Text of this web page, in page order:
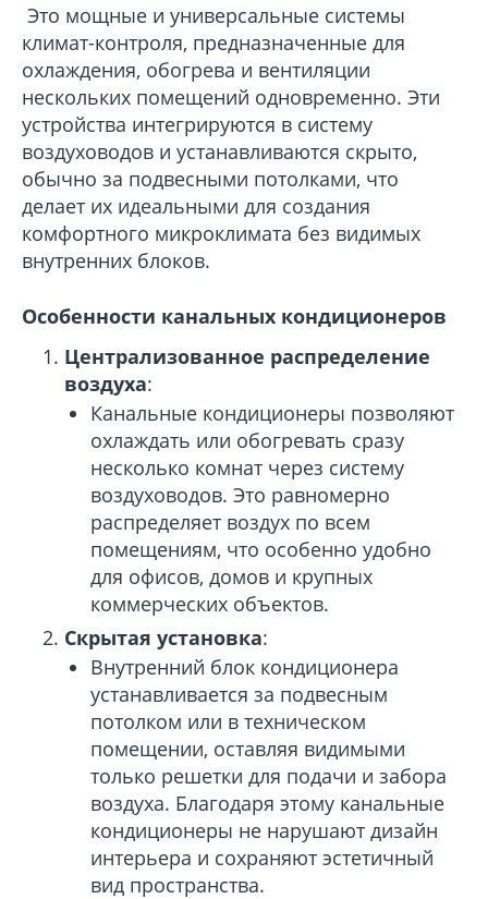
Это мощные и универсальные системы
климат-контроля, предназначенные для
охлаждения, обогрева и вентиляции
нескольких помещений одновременно. Эти
устройства интегрируются в систему
воздуховодов и устанавливаются скрыто,
обычно за подвесными потолками, что
делает их идеальными для создания
комфортного микроклимата без видимых
внутренних блоков.
Особенности канальных кондиционеров
Централизованное распределение
воздуха:
Канальные кондиционеры позволяют
охлаждать или обогревать сразу
несколько комнат через систему
воздуховодов. Это равномерно
распределяет воздух по всем
помещениям, что особенно удобно
для офисов, домов и крупных
коммерческих объектов.
Скрытая установка:
Внутренний блок кондиционера
устанавливается за подвесным
потолком или в техническом
помещении, оставляя видимыми
только решетки для подачи и забора
воздуха. Благодаря этому канальные
кондиционеры не нарушают дизайн
интерьера и сохраняют эстетичный
вид пространства.